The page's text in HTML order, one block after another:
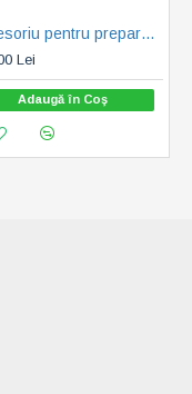
Accesoriu pentru prepararea pastelor de casa Fetuccine ECG FORZA 6000
Lei
Adaugă în Coş